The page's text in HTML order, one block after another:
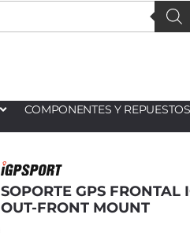
COMPONENTES Y REPUESTOS
SOPORTE GPS FRONTAL
OUT-FRONT MOUNT